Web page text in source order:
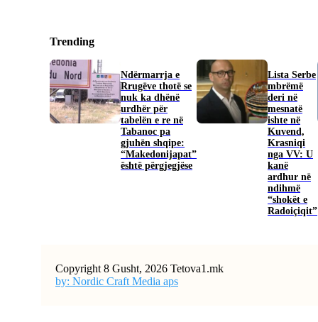
Trending
Ndërmarrja e
Rrugëve thotë se
nuk ka dhënë
urdhër për
tabelën e re në
Tabanoc pa
gjuhën shqipe:
“Makedonijapat”
është përgjegjëse
​Lista Serbe
mbrëmë
deri në
mesnatë
ishte në
Kuvend,
Krasniqi
nga VV: U
kanë
ardhur në
ndihmë
“shokët e
Radoiçiqit”
Copyright 8 Gusht, 2026 Tetova1.mk
by: Nordic Craft Media aps